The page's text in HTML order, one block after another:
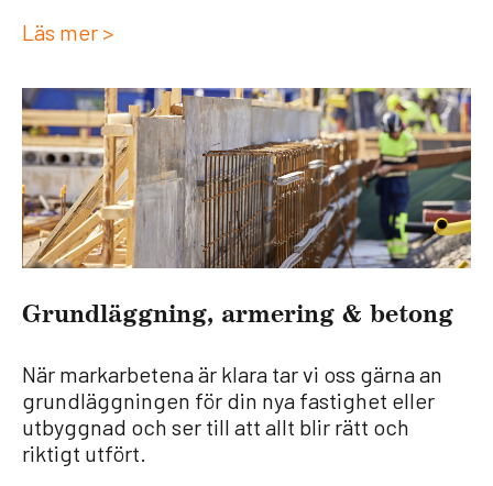
Läs mer >
Grund­lägg­ning, arme­ring & betong
När markarbetena är klara tar vi oss gärna an
grundläggningen för din nya fastighet eller
utbyggnad och ser till att allt blir rätt och
riktigt utfört.